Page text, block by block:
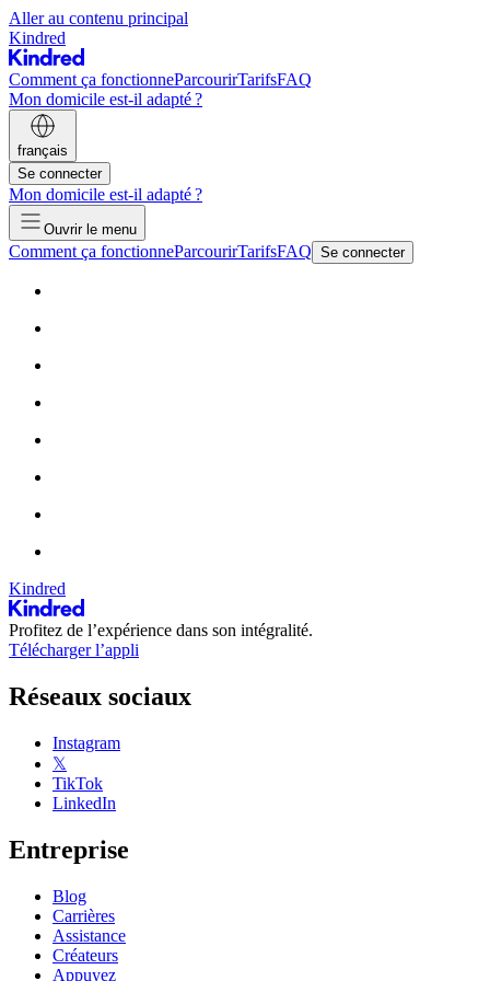
Aller au contenu principal
Kindred
Comment ça fonctionneParcourirTarifsFAQ
Mon domicile est-il adapté ?
français
Se connecter
Mon domicile est-il adapté ?
Ouvrir le menu
Comment ça fonctionneParcourirTarifsFAQ Se connecter
Kindred
Profitez de l’expérience dans son intégralité.
Télécharger l’appli
Réseaux sociaux
Instagram
𝕏
TikTok
LinkedIn
Entreprise
Blog
Carrières
Assistance
Créateurs
Appuyez